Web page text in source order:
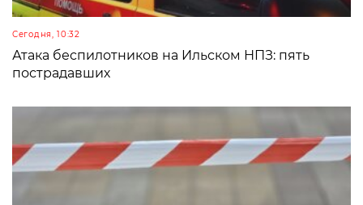
Сегодня, 10:32
Атака беспилотников на Ильском НПЗ: пять
пострадавших